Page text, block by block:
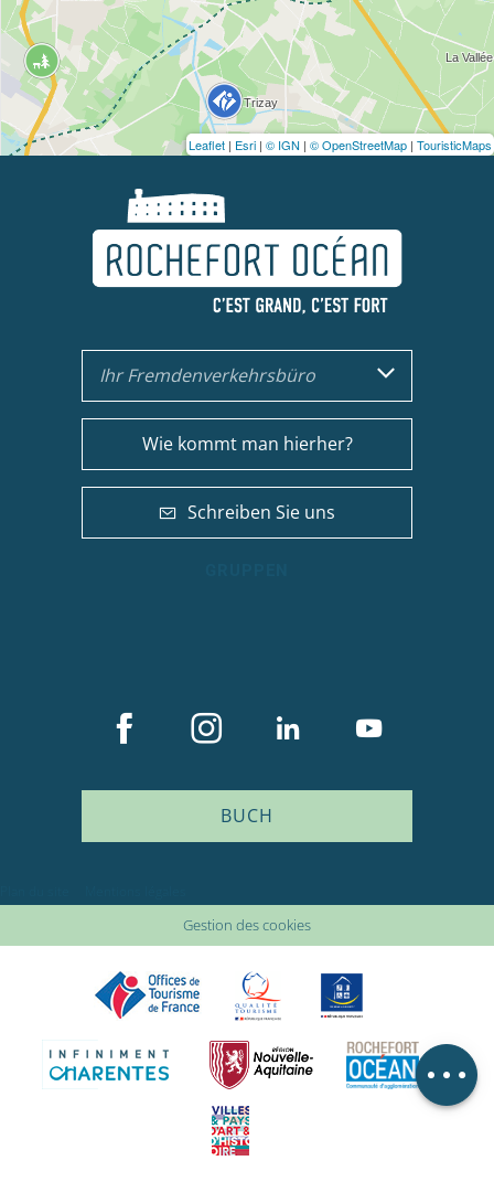
Lageplan
Leaflet | Esri | © IGN | © OpenStreetMap | TouristicMaps
Ihr Fremdenverkehrsbüro
Wie kommt man hierher?
Schreiben Sie uns
BUCH
Gestion des cookies